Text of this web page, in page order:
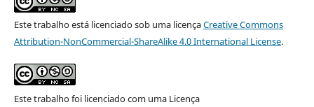
Este trabalho está licenciado sob uma licençaCreative Commons
Attribution-NonCommercial-ShareAlike 4.0 International License.
Este trabalho foi licenciado com uma Licença